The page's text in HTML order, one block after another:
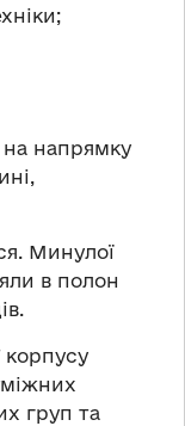
на напрямку
Минулої
в полон
груп та